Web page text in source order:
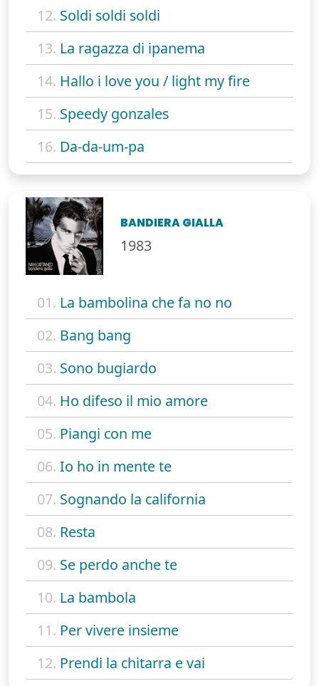
12. Soldi soldi soldi
13. La ragazza di ipanema
14. Hallo i love you / light my fire
15. Speedy gonzales
16. Da-da-um-pa
BANDIERA GIALLA
1983
01. La bambolina che fa no no
02. Bang bang
03. Sono bugiardo
04. Ho difeso il mio amore
05. Piangi con me
06. Io ho in mente te
07. Sognando la california
08. Resta
09. Se perdo anche te
10. La bambola
11. Per vivere insieme
12. Prendi la chitarra e vai